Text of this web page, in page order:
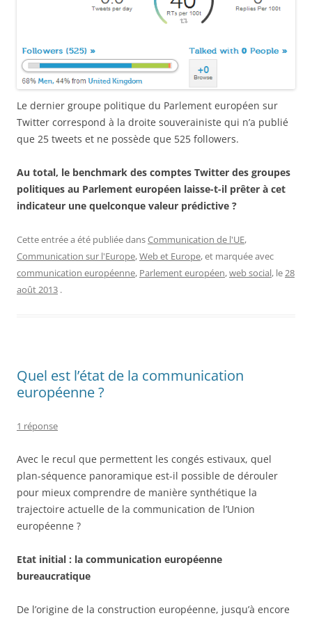
Le dernier groupe politique du Parlement européen sur
Twitter correspond à la droite souverainiste qui n’a publié
que 25 tweets et ne possède que 525 followers.
Au total, le benchmark des comptes Twitter des groupes
politiques au Parlement européen laisse-t-il prêter à cet
indicateur une quelconque valeur prédictive ?
Cette entrée a été publiée dansCommunication de l'UE,
Communication sur l'Europe,Web et Europe, et marquée avec
communication européenne, Parlement européen,web social, le28
août 2013 .
Quel est l’état de la communication
européenne ?
1 réponse
Avec le recul que permettent les congés estivaux, quel
plan-séquence panoramique est-il possible de dérouler
pour mieux comprendre de manière synthétique la
trajectoire actuelle de la communication de l’Union
européenne ?
Etat initial : la communication européenne
bureaucratique
De l’origine de la construction européenne, jusqu’à encore